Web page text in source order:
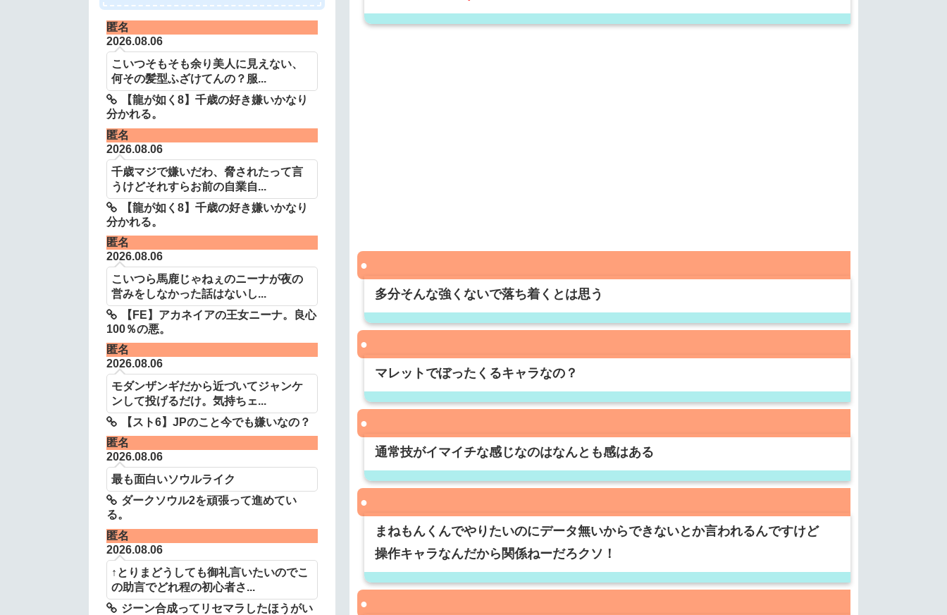
多分そんな強くないで落ち着くとは思う
マレットでぼったくるキャラなの？
通常技がイマイチな感じなのはなんとも感はある
まねもんくんでやりたいのにデータ無いからできないとか言われるんですけど
操作キャラなんだから関係ねーだろクソ！
匿名
2026.08.06
こいつそもそも余り美人に見えない、
何その髪型ふざけてんの？服...
【龍が如く8】千歳の好き嫌いかなり
分かれる。
匿名
2026.08.06
千歳マジで嫌いだわ、脅されたって言
うけどそれすらお前の自業自...
【龍が如く8】千歳の好き嫌いかなり
分かれる。
匿名
2026.08.06
こいつら馬鹿じゃねぇのニーナが夜の
営みをしなかった話はないし...
【FE】アカネイアの王女ニーナ。良心
100％の悪。
匿名
2026.08.06
モダンザンギだから近づいてジャンケ
ンして投げるだけ。気持ちェ...
【スト6】JPのこと今でも嫌いなの？
匿名
2026.08.06
最も面白いソウルライク
ダークソウル2を頑張って進めてい
る。
匿名
2026.08.06
↑とりまどうしても御礼言いたいのでこ
の助言でどれ程の初心者さ...
ジーン合成ってリセマラしたほうがい